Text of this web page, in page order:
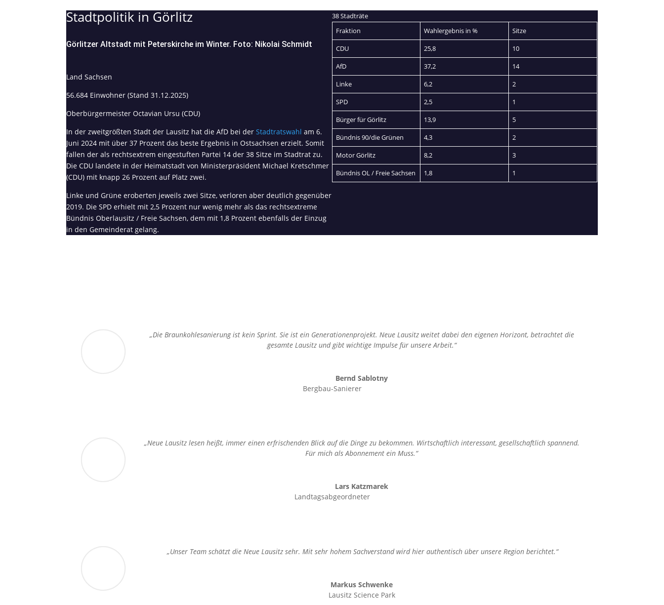
Stadtpolitik in Görlitz
Görlitzer Altstadt mit Peterskirche im Winter. Foto: Nikolai Schmidt
Land Sachsen
56.684 Einwohner (Stand 31.12.2025)
Oberbürgermeister Octavian Ursu (CDU)
In der zweitgrößten Stadt der Lausitz hat die AfD bei derStadtratswahlam 6.
Juni 2024 mit über 37 Prozent das beste Ergebnis in Ostsachsen erzielt. Somit
fallen der als rechtsextrem eingestuften Partei 14 der 38 Sitze im Stadtrat zu.
Die CDU landete in der Heimatstadt von Ministerpräsident Michael Kretschmer
(CDU) mit knapp 26 Prozent auf Platz zwei.
Linke und Grüne eroberten jeweils zwei Sitze, verloren aber deutlich gegenüber
2019. Die SPD erhielt mit 2,5 Prozent nur wenig mehr als das rechtsextreme
Bündnis Oberlausitz / Freie Sachsen, dem mit 1,8 Prozent ebenfalls der Einzug
in den Gemeinderat gelang.
38 Stadträte
Fraktion
Wahlergebnis in %
Sitze
CDU
25,8
10
AfD
37,2
14
Linke
6,2
2
SPD
2,5
1
Bürger für Görlitz
13,9
5
Bündnis 90/die Grünen
4,3
2
Motor Görlitz
8,2
3
Bündnis OL / Freie Sachsen
1,8 1
„Die Braunkohlesanierung ist kein Sprint. Sie ist ein Generationenprojekt. Neue Lausitz weitet dabei den eigenen Horizont, betrachtet die
gesamte Lausitz und gibt wichtige Impulse für unsere Arbeit.“
Bernd Sablotny
Bergbau-Sanierer
„Neue Lausitz lesen heißt, immer einen erfrischenden Blick auf die Dinge zu bekommen. Wirtschaftlich interessant, gesellschaftlich spannend.
Für mich als Abonnement ein Muss.“
Lars Katzmarek
Landtagsabgeordneter
„Unser Team schätzt die Neue Lausitz sehr. Mit sehr hohem Sachverstand wird hier authentisch über unsere Region berichtet.“
Markus Schwenke
Lausitz Science Park